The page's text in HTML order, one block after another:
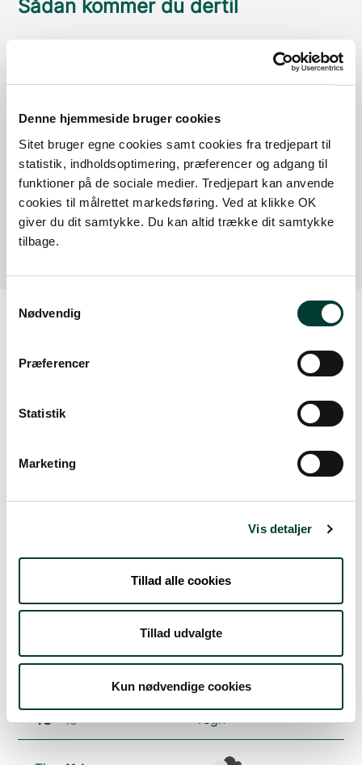
Denne hjemmeside bruger cookies
Sitet bruger egne cookies samt cookies fra tredjepart til
statistik, indholdsoptimering, præferencer og adgang til
funktioner på de sociale medier. Tredjepart kan anvende
cookies til målrettet markedsføring. Ved at klikke OK
giver du dit samtykke. Du kan altid trække dit samtykke
tilbage.
Nødvendig
Præferencer
Statistik
Marketing
Vis detaljer
Tillad alle cookies
Tillad udvalgte
Kun nødvendige cookies
Sådan kommer du dertil
Google Maps
Parkeringsplads - Brovejen
Læs mere
Vejrudsigt
Fre. 7.Aug
Lør. 8.Aug
spredt skydække
16°15° regn